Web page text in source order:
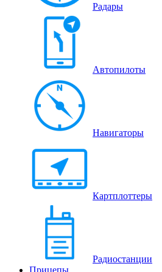
Радары
Автопилоты
Навигаторы
Картплоттеры
Радиостанции
Прицепы